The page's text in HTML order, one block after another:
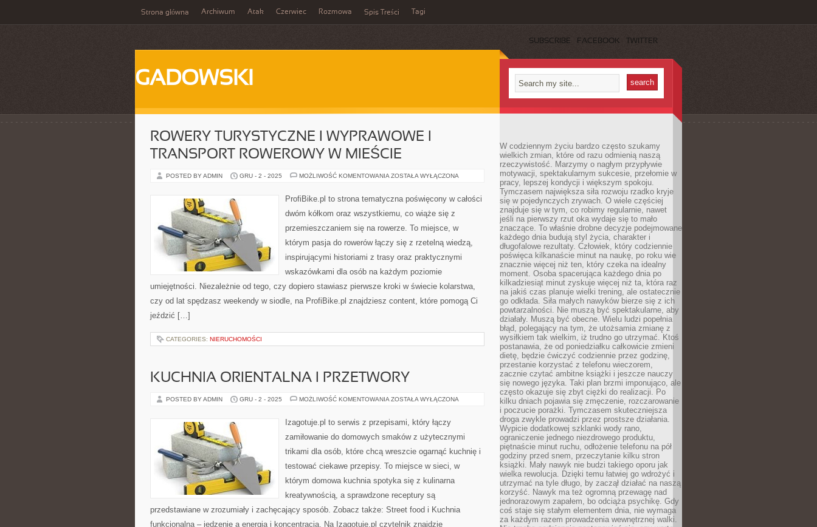
Strona główna Archiwum Atak Czerwiec Rozmowa Spis Treści Tagi
SUBSCRIBE FACEBOOK TWITTER
GADOWSKI
ROWERY TURYSTYCZNE I WYPRAWOWE I
TRANSPORT ROWEROWY W MIEŚCIE
POSTED BY ADMIN GRU - 2 - 2025 MOŻLIWOŚĆ KOMENTOWANIA ROWERY
WYPRAWOWE
I
ROWEROWY
MIEŚCIE
ZOSTAŁA WYŁĄCZONA
ProfiBike.pl to strona tematyczna poświęcony w całości
dwóm kółkom oraz wszystkiemu, co wiąże się z
przemieszczaniem się na rowerze. To miejsce, w
którym pasja do rowerów łączy się z rzetelną wiedzą,
inspirującymi historiami z trasy oraz praktycznymi
wskazówkami dla osób na każdym poziomie
umiejętności. Niezależnie od tego, czy dopiero stawiasz pierwsze kroki w świecie kolarstwa,
czy od lat spędzasz weekendy w siodle, na ProfiBike.pl znajdziesz content, które pomogą Ci
jeździć […]
CATEGORIES: NIERUCHOMOŚCI
KUCHNIA ORIENTALNA I PRZETWORY
POSTED BY ADMIN GRU - 2 - 2025 MOŻLIWOŚĆ KOMENTOWANIA KUCHNIA
PRZETWORY
ZOSTAŁA WYŁĄCZONA
Izagotuje.pl to serwis z przepisami, który łączy
zamiłowanie do domowych smaków z użytecznymi
trikami dla osób, które chcą wreszcie ogarnąć kuchnię i
testować ciekawe przepisy. To miejsce w sieci, w
którym domowa kuchnia spotyka się z kulinarna
kreatywnością, a sprawdzone receptury są
przedstawiane w zrozumiały i zachęcający sposób. Zobacz także: Street food i Kuchnia
funkcjonalna – jedzenie a energia i koncentracja. Na Izagotuje.pl czytelnik znajdzie
W codziennym życiu bardzo często szukamy
wielkich zmian, które od razu odmienią naszą
rzeczywistość. Marzymy o nagłym przypływie
motywacji, spektakularnym sukcesie, przełomie w
pracy, lepszej kondycji i większym spokoju.
Tymczasem największa siła rozwoju rzadko kryje
się w pojedynczych zrywach. O wiele częściej
znajduje się w tym, co robimy regularnie, nawet
jeśli na pierwszy rzut oka wydaje się to mało
znaczące. To właśnie drobne decyzje podejmowane
każdego dnia budują styl życia, charakter i
długofalowe rezultaty. Człowiek, który codziennie
poświęca kilkanaście minut na naukę, po roku wie
znacznie więcej niż ten, który czeka na idealny
moment. Osoba spacerująca każdego dnia po
kilkadziesiąt minut zyskuje więcej niż ta, która raz
na jakiś czas planuje wielki trening, ale ostatecznie
go odkłada. Siła małych nawyków bierze się z ich
powtarzalności. Nie muszą być spektakularne, aby
działały. Muszą być obecne. Wielu ludzi popełnia
błąd, polegający na tym, że utożsamia zmianę z
wysiłkiem tak wielkim, iż trudno go utrzymać. Ktoś
postanawia, że od poniedziałku całkowicie zmieni
dietę, będzie ćwiczyć codziennie przez godzinę,
przestanie korzystać z telefonu wieczorem,
zacznie czytać ambitne książki i jeszcze nauczy
się nowego języka. Taki plan brzmi imponująco, ale
często okazuje się zbyt ciężki do realizacji. Po
kilku dniach pojawia się zmęczenie, rozczarowanie
i poczucie porażki. Tymczasem skuteczniejsza
droga zwykle prowadzi przez prostsze działania.
Wypicie dodatkowej szklanki wody rano,
ograniczenie jednego niezdrowego produktu,
piętnaście minut ruchu, odłożenie telefonu na pół
godziny przed snem, przeczytanie kilku stron
książki. Mały nawyk nie budzi takiego oporu jak
wielka rewolucja. Dzięki temu łatwiej go wdrożyć i
utrzymać na tyle długo, by zaczął działać na naszą
korzyść. Nawyk ma też ogromną przewagę nad
jednorazowym zapałem, bo odciąża psychikę. Gdy
coś staje się stałym elementem dnia, nie wymaga
za każdym razem prowadzenia wewnętrznej walki.